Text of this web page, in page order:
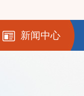
新闻中心